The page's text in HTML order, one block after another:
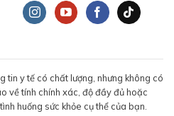
tin y tế có chất lượng, nhưng không có
về tính chính xác, độ đầy đủ hoặc
huống sức khỏe cụ thể của bạn.